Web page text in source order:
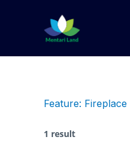
Feature: Fireplace
1 result